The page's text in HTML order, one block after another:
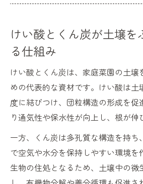
けい酸とくん炭が土壌を
る仕組み
けい酸とくん炭は、家庭菜園の土壌
めの代表的な資材です。けい酸は土
度に結びつけ、団粒構造の形成を促
り通気性や保水性が向上し、根が伸
一方、くん炭は多孔質な構造を持ち
で空気や水分を保持しやすい環境
生物の住処となるため、土壌中の微